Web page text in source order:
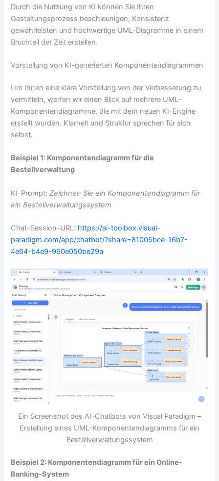
Durch die Nutzung von KI können Sie Ihren
Gestaltungsprozess beschleunigen, Konsistenz
gewährleisten und hochwertige UML-Diagramme in einem
Bruchteil der Zeit erstellen.
Vorstellung von KI-generierten Komponentendiagrammen
Um Ihnen eine klare Vorstellung von der Verbesserung zu
vermitteln, werfen wir einen Blick auf mehrere UML-
Komponentendiagramme, die mit dem neuen KI-Engine
erstellt wurden. Klarheit und Struktur sprechen für sich
selbst.
Beispiel 1: Komponentendiagramm für die
Bestellverwaltung
KI-Prompt:Zeichnen Sie ein Komponentendiagramm für
ein Bestellverwaltungssystem
Chat-Session-URL: https://ai-toolbox.visual-
paradigm.com/app/chatbot/?share=81005bce-16b7-
4e64-b4e9-960e050be29a
Ein Screenshot des AI-Chatbots von Visual Paradigm –
Erstellung eines UML-Komponentendiagramms für ein
Bestellverwaltungssystem
Beispiel 2: Komponentendiagramm für ein Online-
Banking-System